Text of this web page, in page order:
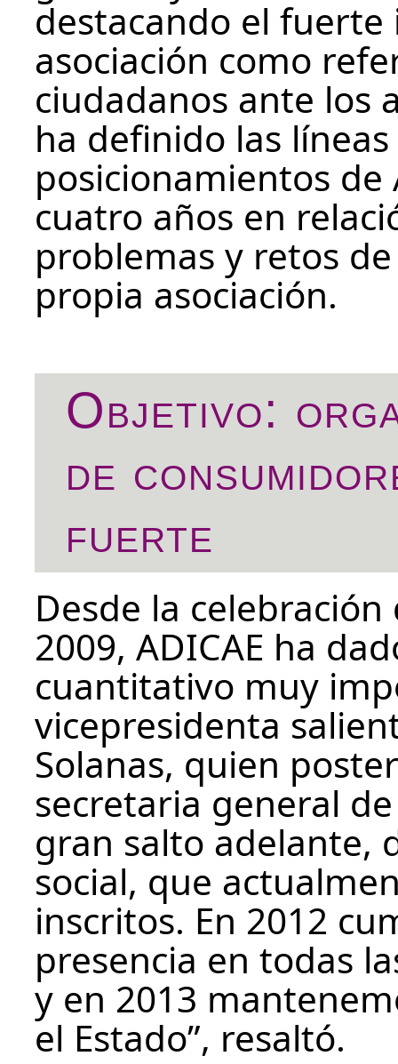
destacando el
asociación como
ciudadanos ante los
ha definido las
posicionamientos de
cuatro años en
problemas y retos
propia asociación.
Objetivo:
de
fuerte
Desde la
2009, ADICAE ha
cuantitativo muy
vicepresidenta
Solanas, quien
secretaria general
gran salto adelante,
social, que
inscritos. En 2012
presencia en todas
y en 2013
el Estado”, resaltó.